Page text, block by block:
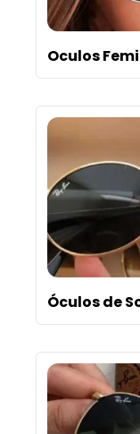
Oculos
Óculos de